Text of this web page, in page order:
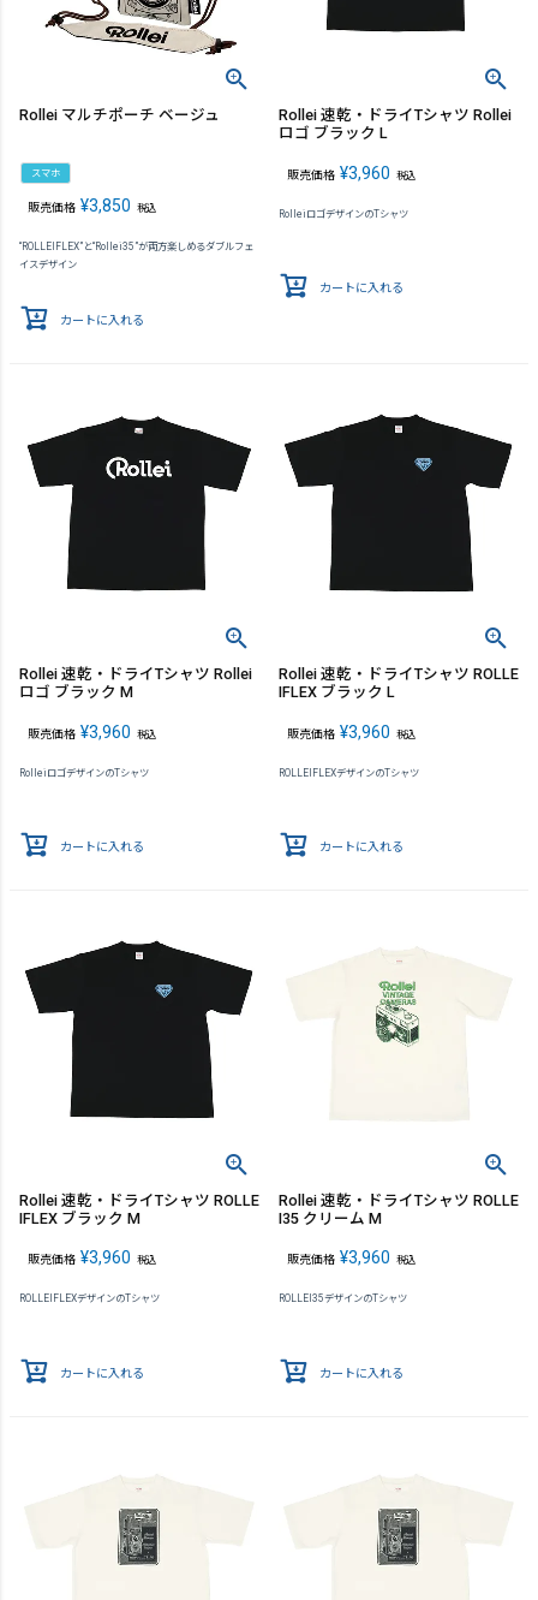
Rollei マルチポーチ ベージュ
スマホ
販売価格 ¥3,850 税込
“ROLLEIFLEX”と“Rollei35”が両方楽しめるダブルフェ
イスデザイン
カートに入れる
Rollei 速乾・ドライTシャツ Rollei
ロゴ ブラック L
販売価格 ¥3,960 税込
RolleiロゴデザインのTシャツ
カートに入れる
Rollei 速乾・ドライTシャツ Rollei
ロゴ ブラック M
販売価格 ¥3,960 税込
RolleiロゴデザインのTシャツ
カートに入れる
Rollei 速乾・ドライTシャツ ROLLE
IFLEX ブラック L
販売価格 ¥3,960 税込
ROLLEIFLEXデザインのTシャツ
カートに入れる
Rollei 速乾・ドライTシャツ ROLLE
IFLEX ブラック M
販売価格 ¥3,960 税込
ROLLEIFLEXデザインのTシャツ
カートに入れる
Rollei 速乾・ドライTシャツ ROLLE
I35 クリーム M
販売価格 ¥3,960 税込
ROLLEI35デザインのTシャツ
カートに入れる